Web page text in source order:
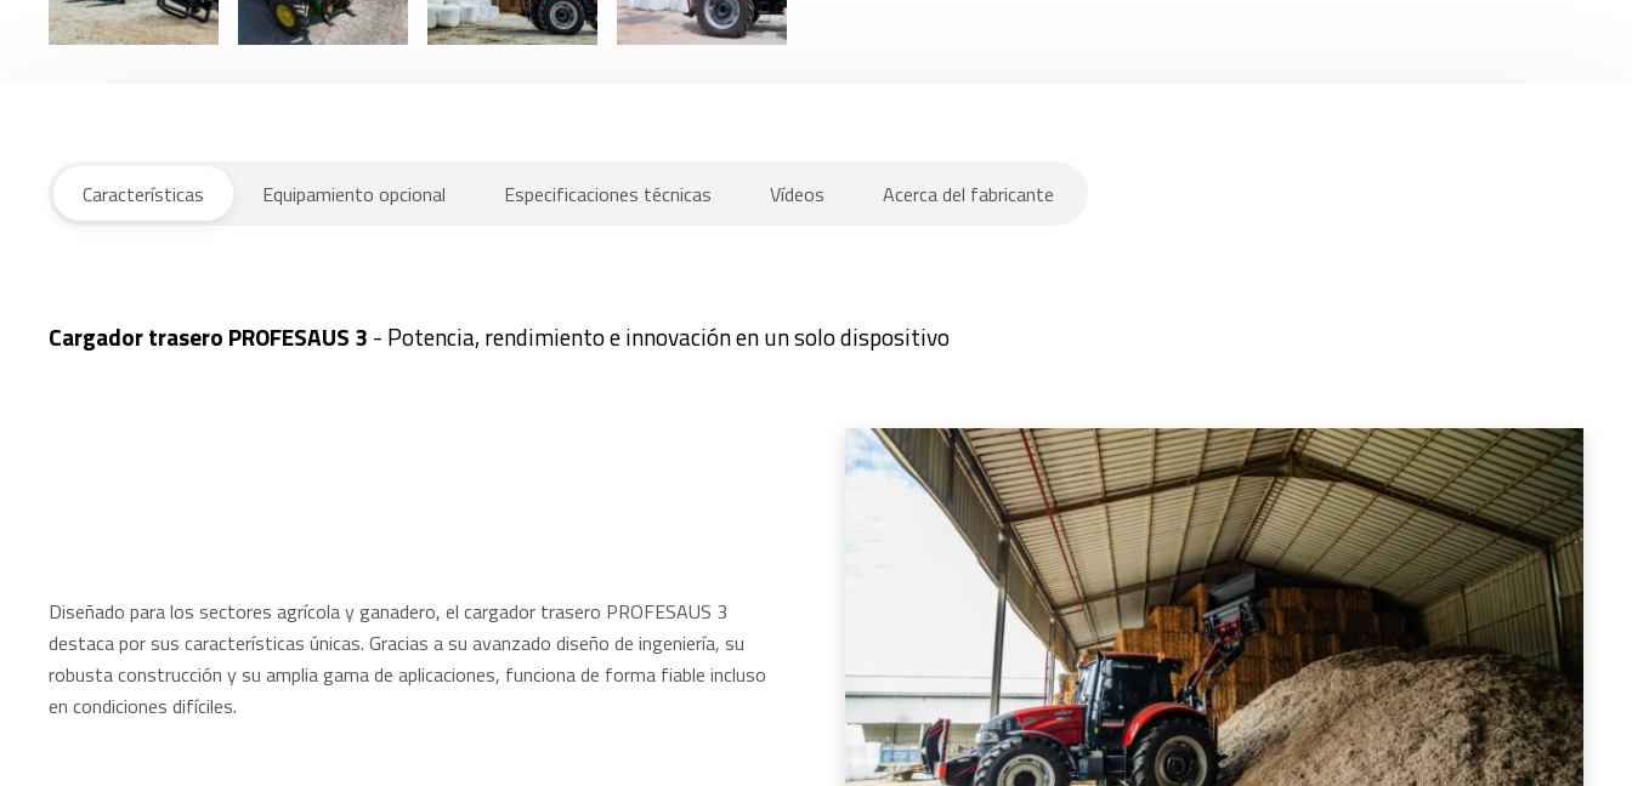
Características Equipamiento opcional Especificaciones técnicas Vídeos Acerca del fabricante
Cargador trasero PROFESAUS 3 - Potencia, rendimiento e innovación en un solo dispositivo
Diseñado para los sectores agrícola y ganadero, el cargador trasero PROFESAUS 3
destaca por sus características únicas. Gracias a su avanzado diseño de ingeniería, su
robusta construcción y su amplia gama de aplicaciones, funciona de forma fiable incluso
en condiciones difíciles.